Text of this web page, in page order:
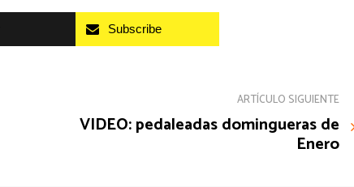
Subscribe
ARTÍCULO SIGUIENTE
VIDEO: pedaleadas domingueras de
Enero